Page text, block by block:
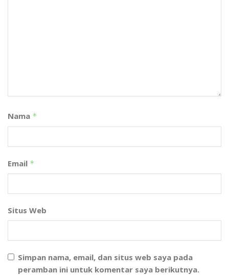
Nama *
Email *
Situs Web
Simpan nama, email, dan situs web saya pada
peramban ini untuk komentar saya berikutnya.